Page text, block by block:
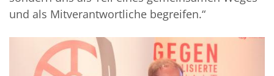
und als Mitverantwortliche begreifen.“